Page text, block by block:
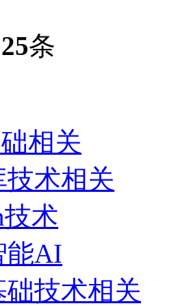
条
相关
术相关
技术
能AI
础技术相关